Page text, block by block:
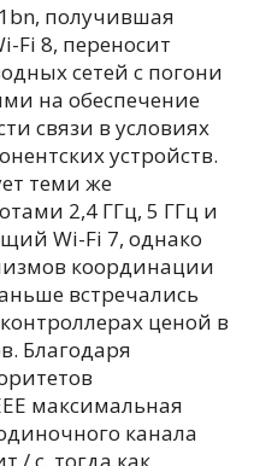
получившая
Fi 8, переносит
сетей с погони
на обеспечение
связи в условиях
устройств.
теми же
2,4 ГГц, 5 ГГц и
Wi-Fi 7, однако
координации
встречались
ценой в
Благодаря
максимальная
канала
/ с, тогда как